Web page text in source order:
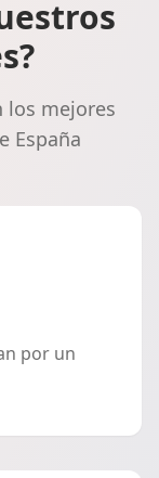
los mejores
España
por un